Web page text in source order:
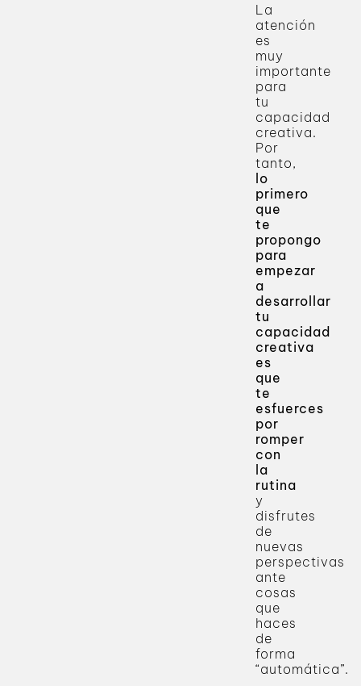
La
atención
es
muy
importante
para
tu
capacidad
creativa.
Por
tanto,
lo
primero
que
te
propongo
para
empezar
a
desarrollar
tu
capacidad
creativa
es
que
te
esfuerces
por
romper
con
la
rutina
y
disfrutes
de
nuevas
perspectivas
ante
cosas
que
haces
de
forma
“automática”.